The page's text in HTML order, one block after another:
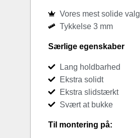
Vores mest solide valg
Tykkelse 3 mm
Særlige egenskaber
Lang holdbarhed
Ekstra solidt
Ekstra slidstærkt
Svært at bukke
Til montering på: